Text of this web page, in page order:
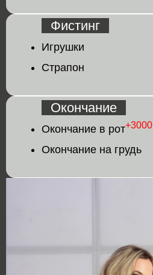
Фистинг
Игрушки
Страпон
Окончание
Окончание в рот+3000
Окончание на грудь